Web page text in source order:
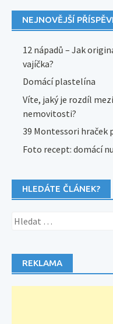
NEJNOVĚJŠÍ
12 nápadů – Jak
vajíčka?
Domácí plastelína
Víte, jaký je rozdíl
nemovitosti?
39 Montessori hraček
Foto recept: domácí
HLEDÁTE ČLÁNEK?
Vyhledávání
REKLAMA